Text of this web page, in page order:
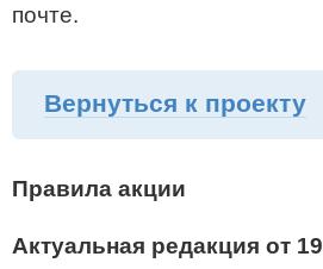
почте.
Вернуться к проекту
Правила акции
Актуальная редакция от 19